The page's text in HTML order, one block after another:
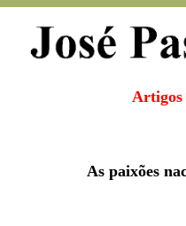
Artigos
As paixões